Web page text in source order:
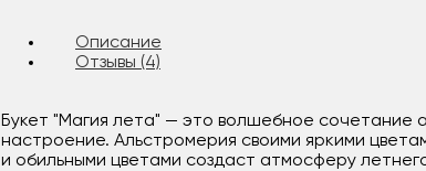
Описание
Отзывы (4)
Букет "Магия лета" — это волшебное сочетание
настроение. Альстромерия своими яркими
и обильными цветами создаст атмосферу